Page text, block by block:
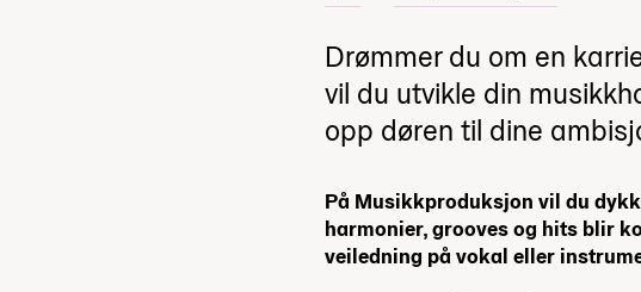
Drømmer du om en
vil du utvikle din
opp døren til dine
På Musikkproduksjon vil du
harmonier, grooves og hits blir
veiledning på vokal eller